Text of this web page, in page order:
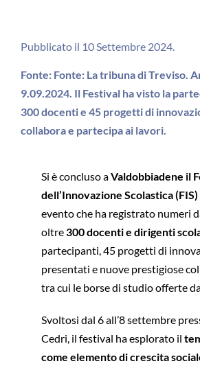
Pubblicato il 10 Settembre 2024.
Fonte: Fonte: La tribuna di Treviso.
9.09.2024. Il Festival ha visto la
300 docenti e 45 progetti di
collabora e partecipa ai lavori.
Si è concluso aValdobbiadene il
dell’Innovazione Scolastica
evento che ha registrato numeri
oltre300 docenti e dirigenti
partecipanti, 45 progetti di
presentati e nuove prestigiose
tra cui le borse di studio offerte
Svoltosi dal 6 all’8 settembre
Cedri, il festival ha esplorato il
come elemento di crescita